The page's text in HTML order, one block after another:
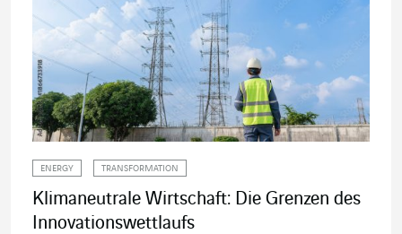
ENERGY TRANSFORMATION
Klimaneutrale Wirtschaft: Die Grenzen des
Innovationswettlaufs